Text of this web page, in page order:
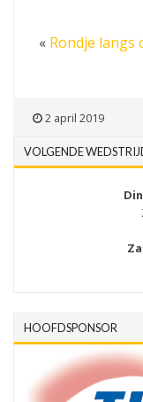
« Rondje langs
2 april 2019
VOLGENDE
HOOFDSPONSOR